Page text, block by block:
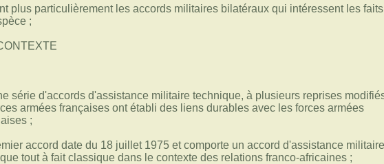
plus particulièrement les accords militaires bilatéraux qui intéressent les faits
;
série d'accords d'assistance militaire technique, à plusieurs reprises
armées françaises ont établi des liens durables avec les forces armées
;
accord date du 18 juillet 1975 et comporte un accord d'assistance militaire
tout à fait classique dans le contexte des relations franco-africaines ;